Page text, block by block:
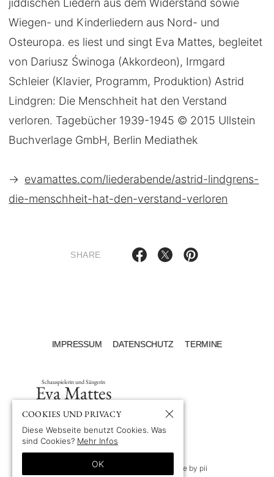
Wiegen- und Kinderliedern aus Nord- und
Osteuropa. es liest und singt Eva Mattes, begleitet
von Dariusz Świnoga (Akkordeon), Irmgard
Schleier (Klavier, Programm, Produktion) Astrid
Lindgren: Die Menschheit hat den Verstand
verloren. Tagebücher 1939-1945 © 2015 Ullstein
Buchverlage GmbH, Berlin Mediathek
→ evamattes.com/liederabende/astrid-lindgrens-
die-menschheit-hat-den-verstand-verloren
SHARE
IMPRESSUM DATENSCHUTZ TERMINE
Schauspielerin und Sängerin
Eva Mattes
© 1969-2026 by Eva Mattes Site by pii
COOKIES UND PRIVACY
Diese Webseite benutzt Cookies. Was
sind Cookies? Mehr Infos
OK